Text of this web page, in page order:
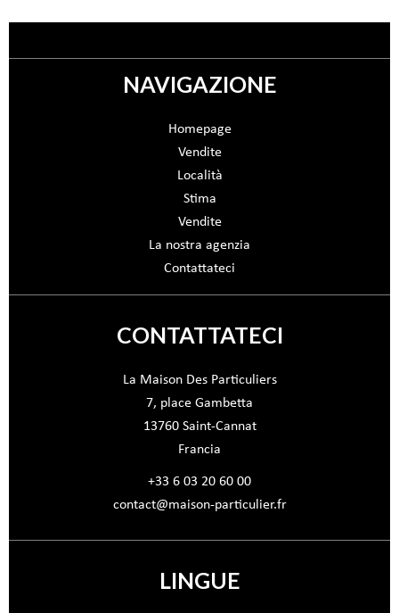
NAVIGAZIONE
Homepage
Vendite
Località
Stima
Vendite
La nostra agenzia
Contattateci
CONTATTATECI
La Maison Des Particuliers
7, place Gambetta
13760Saint-Cannat
Francia
+33 6 03 20 60 00
contact@maison-particulier.fr
LINGUE